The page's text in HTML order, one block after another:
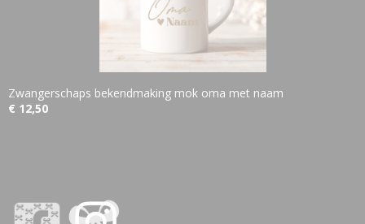
Zwangerschaps bekendmaking mok oma met naam
€ 12,50